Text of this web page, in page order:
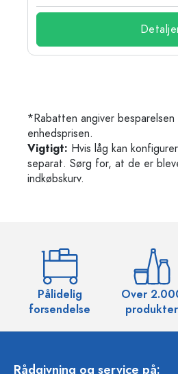
*Rabatten angiver
enhedsprisen.
Vigtigt: Hvis låg kan
separat. Sørg for, at de er
indkøbskurv.
Pålidelig
forsendelse
Over
produkter
Rådgivning og service på: